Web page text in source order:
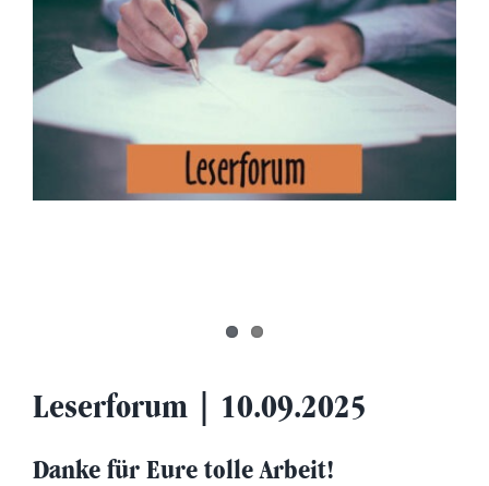
Leserforum | 10.09.2025
Danke für Eure tolle Arbeit!